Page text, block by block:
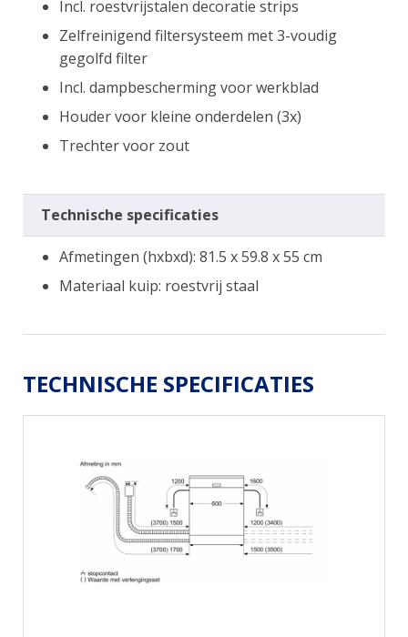
Incl. roestvrijstalen decoratie strips
Zelfreinigend filtersysteem met 3-voudig
gegolfd filter
Incl. dampbescherming voor werkblad
Houder voor kleine onderdelen (3x)
Trechter voor zout
Technische specificaties
Afmetingen (hxbxd): 81.5 x 59.8 x 55 cm
Materiaal kuip: roestvrij staal
TECHNISCHE SPECIFICATIES